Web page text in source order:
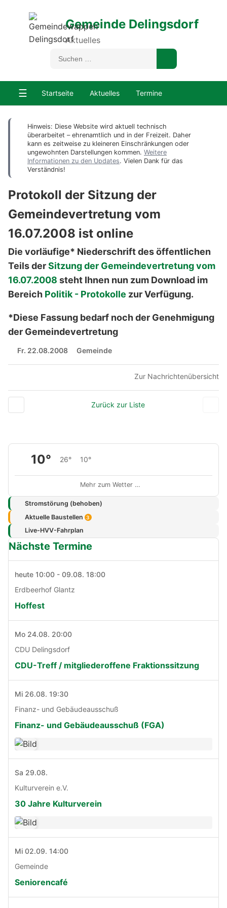
Gemeinde Delingsdorf
Aktuelles
☰ Startseite Aktuelles Termine
Hinweis: Diese Website wird aktuell technisch
überarbeitet – ehrenamtlich und in der Freizeit. Daher
kann es zeitweise zu kleineren Einschränkungen oder
ungewohnten Darstellungen kommen. Weitere
Informationen zu den Updates. Vielen Dank für das
Verständnis!
Protokoll der Sitzung der
Gemeindevertretung vom
16.07.2008 ist online
Die vorläufige* Niederschrift des öffentlichen
Teils derSitzung der Gemeindevertretung vom
16.07.2008 steht Ihnen nun zum Download im
Bereich Politik - Protokolle zur Verfügung.
*Diese Fassung bedarf noch der Genehmigung
der Gemeindevertretung
Fr. 22.08.2008 Gemeinde
Zur Nachrichtenübersicht
Zurück zur Liste
10° 26° 10°
Mehr zum Wetter …
Stromstörung (behoben)
Aktuelle Baustellen 3
Live-HVV-Fahrplan
Nächste Termine
heute 10:00 - 09.08. 18:00
Erdbeerhof Glantz
Hoffest
Mo 24.08. 20:00
CDU Delingsdorf
CDU-Treff / mitgliederoffene Fraktionssitzung
Mi 26.08. 19:30
Finanz- und Gebäudeausschuß
Finanz- und Gebäudeausschuß (FGA)
Sa 29.08.
Kulturverein e.V.
30 Jahre Kulturverein
Mi 02.09. 14:00
Gemeinde
Seniorencafé